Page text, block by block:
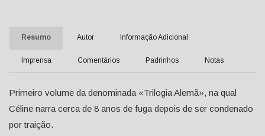
Resumo Autor Informação Adicional
Imprensa Comentários Padrinhos Notas
Primeiro volume da denominada «Trilogia Alemã», na qual
Céline narra cerca de 8 anos de fuga depois de ser condenado
por traição.